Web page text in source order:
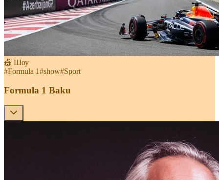
🎪 Шоу
#Formula 1#show#Sport
Formula 1 Baku